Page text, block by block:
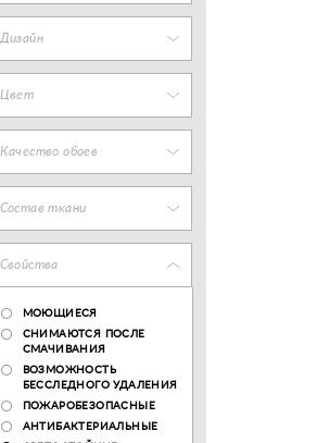
Дизайн
Цвет
Качество обоев
Состав ткани
Свойства
МОЮЩИЕСЯ
СНИМАЮТСЯ ПОСЛЕ
СМАЧИВАНИЯ
ВОЗМОЖНОСТЬ
БЕССЛЕДНОГО УДАЛЕНИЯ
ПОЖАРОБЕЗОПАСНЫЕ
АНТИБАКТЕРИАЛЬНЫЕ